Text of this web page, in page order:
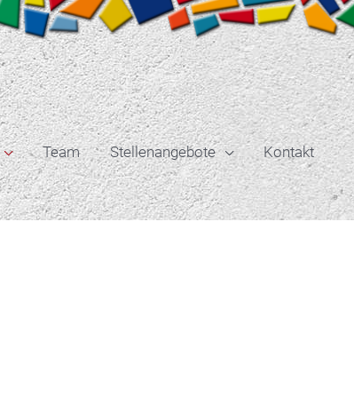
Team Stellenangebote Kontakt